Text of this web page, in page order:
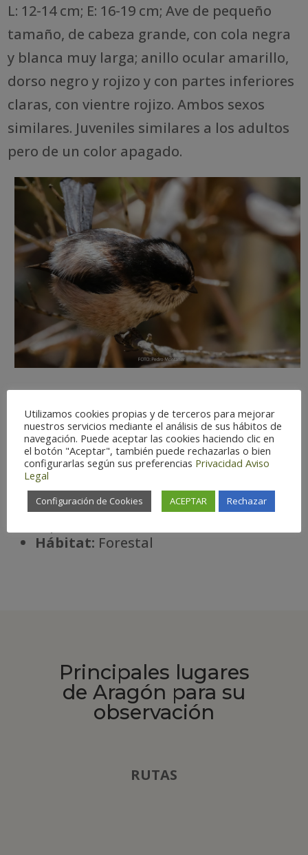
L: 12-14 cm; E: 16-19 cm; Ave de pequeño
tamaño, de cabeza grande, con cola negra
y blanca muy larga; anillo ocular amarillo,
dorso negro y rojizo y con partes inferiores
claras, con vientre rojizo. Ambos sexos
similares. Juveniles similares a los adultos
pero de un color apagado.
Dificultad de observación:Fácil
Estatus:Residente.
Temporada óptima:Enero –
Diciembre
Riesgo de extinción:Protección
Hábitat: Forestal
Principales lugares
de Aragón para su
observación
RUTAS
Utilizamos cookies propias y de terceros para mejorar
nuestros servicios mediante el análisis de sus hábitos de
navegación. Puede aceptar las cookies haciendo clic en
el botón "Aceptar", también puede rechazarlas o bien
configurarlas según sus preferencias Privacidad Aviso
Legal
Configuración de Cookies ACEPTAR Rechazar